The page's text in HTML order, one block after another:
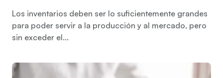
Los inventarios deben ser lo suficientemente grandes
para poder servir a la producción y al mercado, pero
sin exceder el...